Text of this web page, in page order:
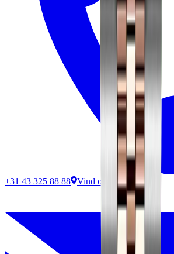
+31 43 325 88 88 Vind ons